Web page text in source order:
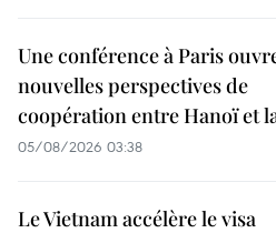
Une conférence à Paris
nouvelles perspectives de
coopération entre Hanoï et
05/08/2026 03:38
Le Vietnam accélère le visa